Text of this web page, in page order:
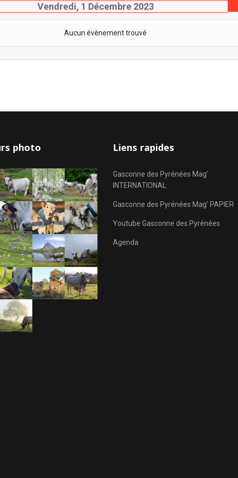
Vendredi, 1 Décembre 2023
Aucun évènement trouvé
photo Liens rapides
Gasconne des Pyrénées Mag'
INTERNATIONAL
Gasconne des Pyrénées Mag' PAPIER
Youtube Gasconne des Pyrénées
Agenda